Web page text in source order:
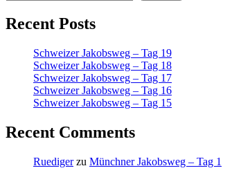
Recent Posts
Schweizer Jakobsweg – Tag 19
Schweizer Jakobsweg – Tag 18
Schweizer Jakobsweg – Tag 17
Schweizer Jakobsweg – Tag 16
Schweizer Jakobsweg – Tag 15
Recent Comments
Ruedigerzu Münchner Jakobsweg – Tag 1